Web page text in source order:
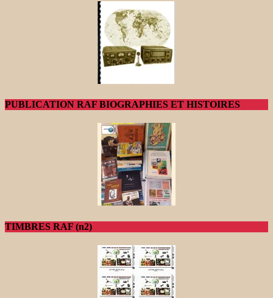
PUBLICATION RAF BIOGRAPHIES ET HISTOIRES
TIMBRES RAF (n2)